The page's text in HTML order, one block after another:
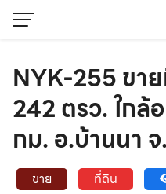
NYK-255 ขา
242 ตรว. ใกล้
กม. อ.บ้านนา
ขาย ที่ดิน